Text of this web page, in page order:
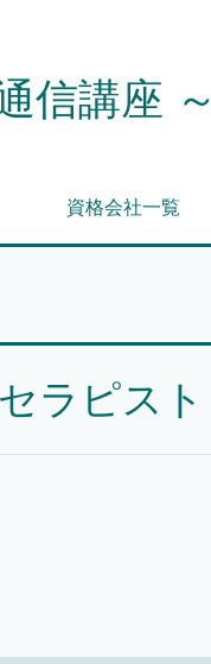
信講座 ～
資格会社一覧
ラピスト